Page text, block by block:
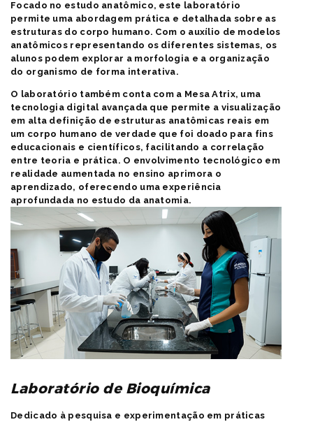
Focado no estudo anatômico, este laboratório
permite uma abordagem prática e detalhada sobre as
estruturas do corpo humano. Com o auxílio de modelos
anatômicos representando os diferentes sistemas, os
alunos podem explorar a morfologia e a organização
do organismo de forma interativa.
O laboratório também conta com a Mesa Atrix, uma
tecnologia digital avançada que permite a visualização
em alta definição de estruturas anatômicas reais em
um corpo humano de verdade que foi doado para fins
educacionais e científicos, facilitando a correlação
entre teoria e prática. O envolvimento tecnológico em
realidade aumentada no ensino aprimora o
aprendizado, oferecendo uma experiência
aprofundada no estudo da anatomia.
Laboratório de Bioquímica
Dedicado à pesquisa e experimentação em práticas